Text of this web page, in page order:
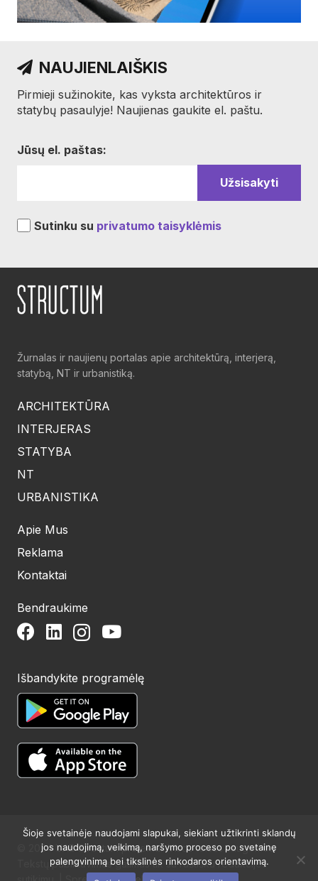
NAUJIENLAIŠKIS
Pirmieji sužinokite, kas vyksta architektūros ir
statybų pasaulyje! Naujienas gaukite el. paštu.
Jūsų el. paštas:
Sutinku su privatumo taisyklėmis
Žurnalas ir naujienų portalas apie architektūrą, interjerą,
statybą, NT ir urbanistiką.
ARCHITEKTŪRA
INTERJERAS
STATYBA
NT
URBANISTIKA
Apie Mus
Reklama
Kontaktai
Bendraukime
Išbandykite programėlę
© 2024 UAB Structum projektai. Visos teisės saugomos.
Tekstų publikavimas galimas tik su raštišku redakcijos
Šioje svetainėje naudojami slapukai, siekiant užtikrinti sklandų
jos naudojimą, veikimą, naršymo proceso po svetainę
palengvinimą bei tikslinės rinkodaros orientavimą.